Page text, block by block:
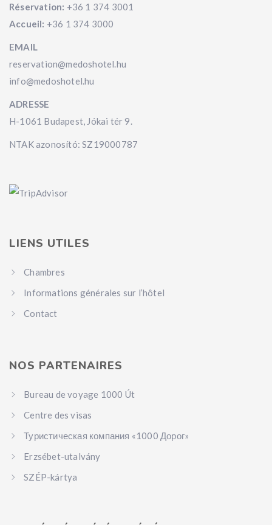
Réservation: +36 1 374 3001
Accueil: +36 1 374 3000
EMAIL
reservation@medoshotel.hu
info@medoshotel.hu
ADRESSE
H-1061 Budapest, Jókai tér 9.
NTAK azonosító: SZ19000787
LIENS UTILES
Chambres
Informations générales sur l’hôtel
Contact
NOS PARTENAIRES
Bureau de voyage 1000 Út
Centre des visas
Туристическая компания «1000 Дорог»
Erzsébet-utalvány
SZÉP-kártya